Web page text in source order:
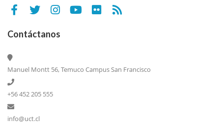
Contáctanos
Manuel Montt 56, Temuco Campus San Francisco
+56 452 205 555
info@uct.cl